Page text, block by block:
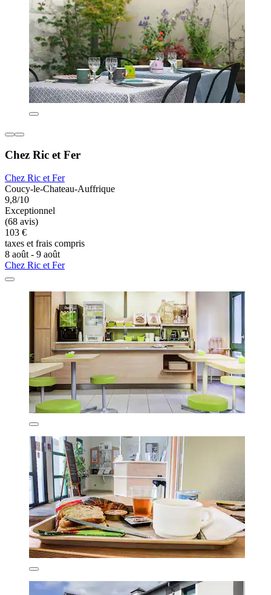
Chez Ric et Fer
Chez Ric et Fer
Coucy-le-Chateau-Auffrique
9,8/10
Exceptionnel
(68 avis)
103 €
taxes et frais compris
8 août - 9 août
Chez Ric et Fer